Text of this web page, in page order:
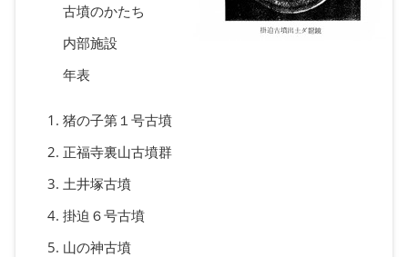
古墳のかたち
内部施設
年表
猪の子第１号古墳
正福寺裏山古墳群
土井塚古墳
掛迫６号古墳
山の神古墳